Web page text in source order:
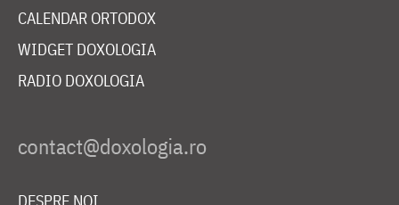
CALENDAR ORTODOX
WIDGET DOXOLOGIA
RADIO DOXOLOGIA
DESPRE NOI